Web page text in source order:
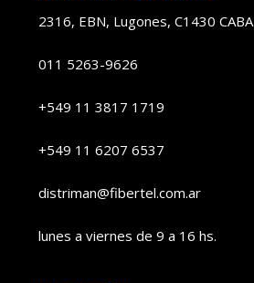
2316, EBN, Lugones, C1430 CABA
011 5263-9626
+549 11 3817 1719
+549 11 6207 6537
distriman@fibertel.com.ar
lunes a viernes de 9 a 16 hs.